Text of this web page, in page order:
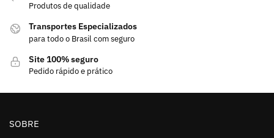
Produtos de qualidade
Transportes Especializados
para todo o Brasil com seguro
Site 100% seguro
Pedido rápido e prático
SOBRE